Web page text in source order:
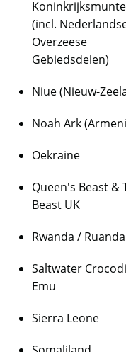
(incl.
Overzeese
Gebiedsdelen)
Niue (Nieuw-
Noah Ark
Oekraine
Queen's Beast &
Beast UK
Rwanda / Ruanda
Saltwater
Emu
Sierra Leone